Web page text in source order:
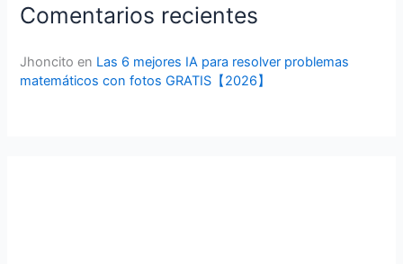
Comentarios recientes
Jhoncito en Las 6 mejores IA para resolver problemas
matemáticos con fotos GRATIS【2026】